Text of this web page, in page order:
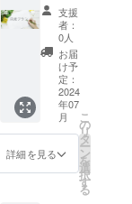
ト
120×12
0（mm)
ミノル
製作所
を応援
した
い！と
思って
くださ
る方へ
のプラ
支援
者：
0人
お届
け予
定：
2024
年07
月
詳細を見る
こ
の
リ
タ
ー
ン
を
選
択
す
る